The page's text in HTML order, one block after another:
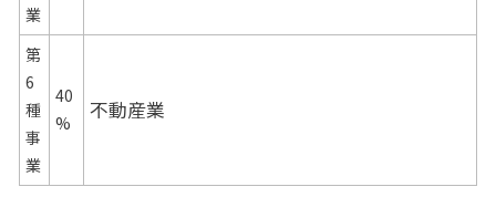
業
第
6
種
事
業
40
%
不動産業